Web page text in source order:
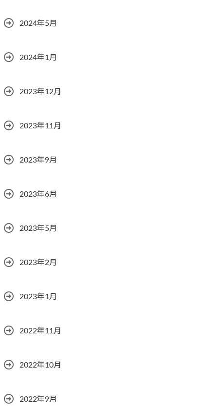
2024年5月
2024年1月
2023年12月
2023年11月
2023年9月
2023年6月
2023年5月
2023年2月
2023年1月
2022年11月
2022年10月
2022年9月